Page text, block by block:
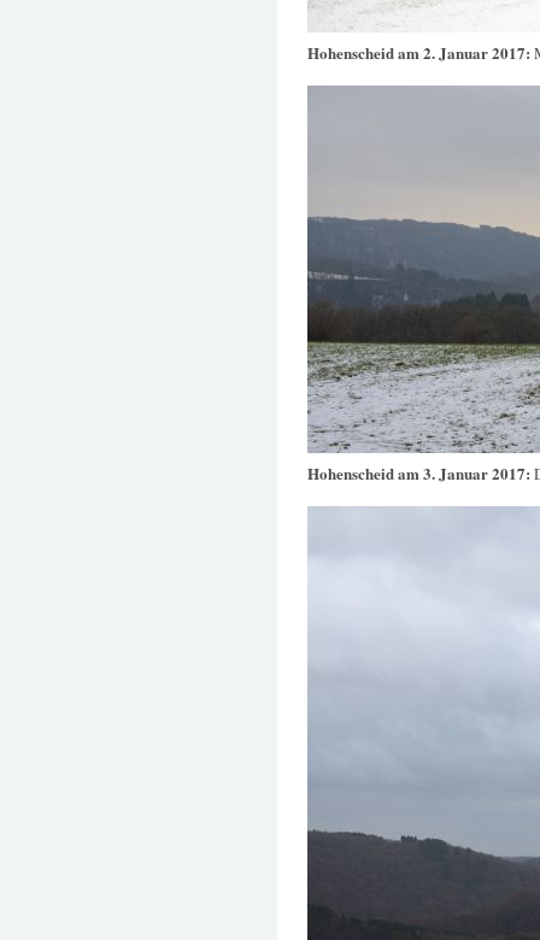
Hohenscheid am 2. Januar 2017:
Hohenscheid am 3. Januar 2017: